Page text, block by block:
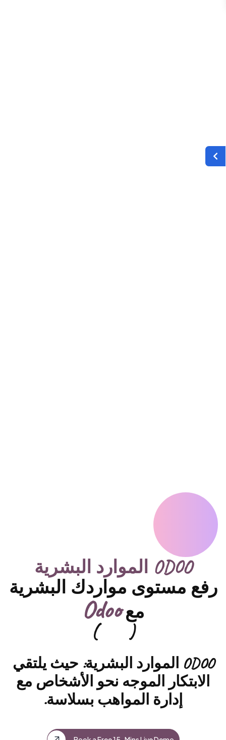
ODOO الموارد البشرية
رفع مستوى مواردك البشرية
مع Odoo
(
)
ODOO الموارد البشرية:
حيث يلتقي
الابتكار الموجه نحو الأشخاص مع
إدارة المواهب بسلاسة.